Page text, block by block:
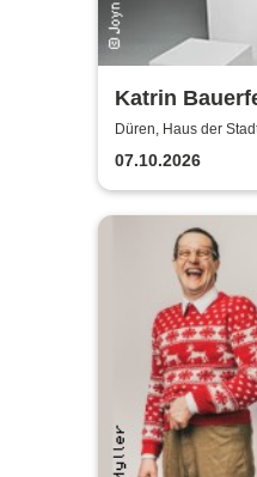
Katrin
Show - Jetzt
Düren, Haus der
07.10.2026